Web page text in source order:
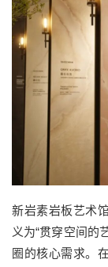
新岩素岩板艺术馆
义为“贯穿空间的
圈的核心需求。 在